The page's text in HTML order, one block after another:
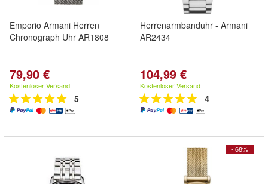
Emporio Armani Herren
Chronograph Uhr AR1808
79,90 €
Kostenloser Versand
5
Herrenarmbanduhr - Armani
AR2434
104,99 €
Kostenloser Versand
4
- 68%